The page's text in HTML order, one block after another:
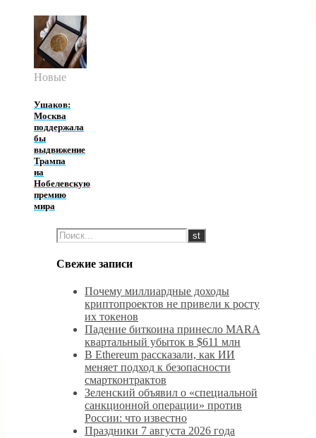
Новые
Ушаков:
Москва
поддержала
бы
выдвижение
Трампа
на
Нобелевскую
премию
мира
Свежие записи
Почему миллиардные доходы
криптопроектов не привели к росту
их токенов
Падение биткоина принесло MARA
квартальный убыток в $611 млн
В Ethereum рассказали, как ИИ
меняет подход к безопасности
смартконтрактов
Зеленский объявил о «специальной
санкционной операции» против
России: что известно
Праздники 7 августа 2026 года